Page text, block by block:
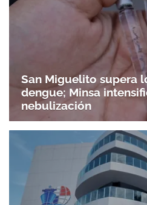
San Miguelito supera
dengue; Minsa
nebulización